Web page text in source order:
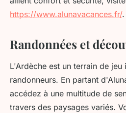
https://www.alunavacances.fr/.
Randonnées et
L'Ardèche est un terrain de jeu
randonneurs. En partant
accédez à une multitude de
travers des paysages variés.